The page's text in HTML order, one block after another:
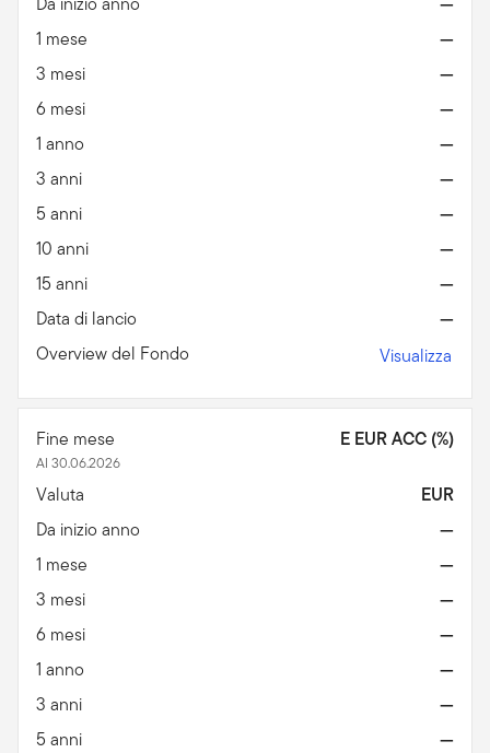
1 mese
—
3 mesi
—
6 mesi
—
1 anno
—
3 anni
—
5 anni
—
10 anni
—
15 anni
—
Data di lancio
—
Overview del Fondo
Visualizza
Fine mese
Al 30.06.2026
E EUR ACC (%)
Valuta
EUR
Da inizio anno
—
1 mese
—
3 mesi
—
6 mesi
—
1 anno
—
3 anni
—
5 anni
—